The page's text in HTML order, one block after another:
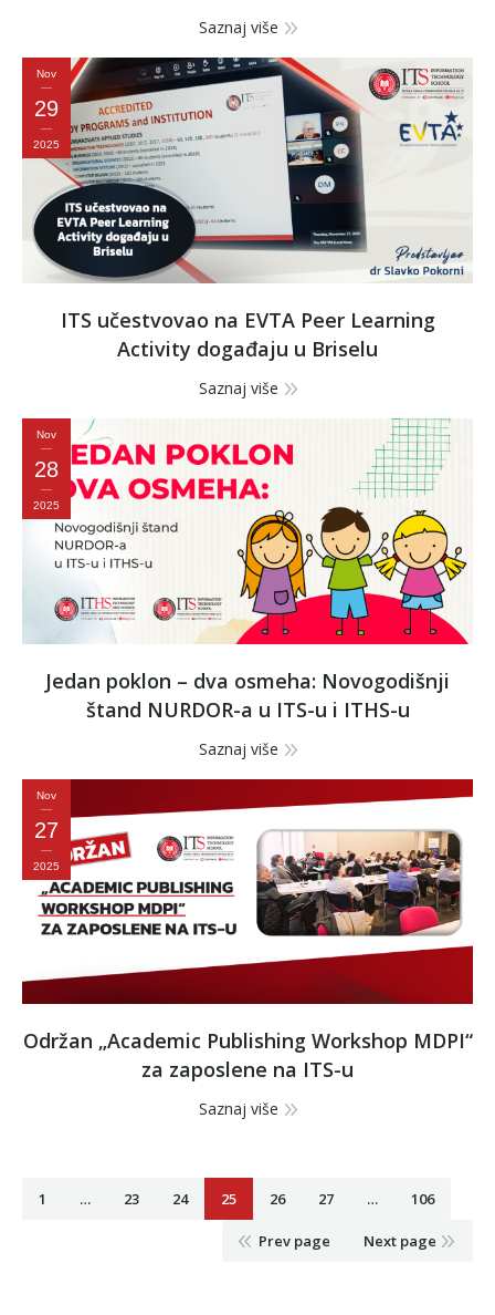
Saznaj više
Nov
29
2025
ITS učestvovao na EVTA Peer Learning
Activity događaju u Briselu
Saznaj više
Nov
28
2025
Jedan poklon – dva osmeha: Novogodišnji
štand NURDOR-a u ITS-u i ITHS-u
Saznaj više
Nov
27
2025
Održan „Academic Publishing Workshop MDPI“
za zaposlene na ITS-u
Saznaj više
1 … 23 24 25 26 27 … 106
Prev page Next page